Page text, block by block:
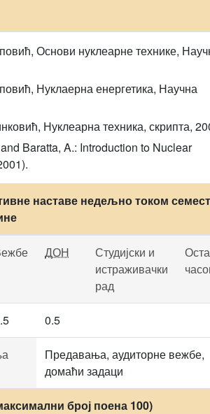
Основи нуклеарне технике,
Нуклаерна енергетика, Научна
Нуклеарна техника, скрипта,
Baratta, A.: Introduction to Nuclear
наставе недељно током
ДОН
Студијски и
истраживачки
рад
0.5
Предавања, аудиторне вежбе,
домаћи задаци
број поена 100)